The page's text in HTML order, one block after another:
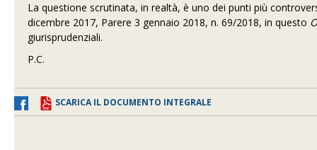
La questione scrutinata, in realtà, è uno dei punti più
dicembre 2017, Parere 3 gennaio 2018, n. 69/2018, in questo
giurisprudenziali.
P.C.
SCARICA IL DOCUMENTO INTEGRALE